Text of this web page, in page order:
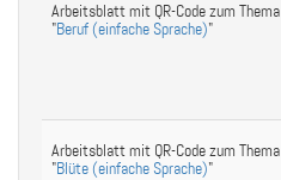
Arbeitsblatt mit QR-Code zum Thema
"Beruf (einfache Sprache)"
Arbeitsblatt mit QR-Code zum Thema
"Blüte (einfache Sprache)"